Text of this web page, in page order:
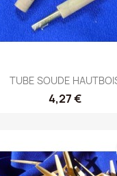
TUBE SOUDE
4,27 €